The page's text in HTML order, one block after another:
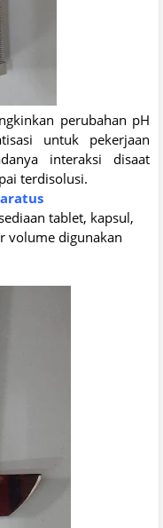
perubahan pH
untuk pekerjaan
interaksi disaat
terdisolusi.
tablet, kapsul,
volume digunakan